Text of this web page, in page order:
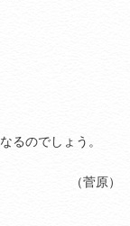
るのでしょう。
（菅原）